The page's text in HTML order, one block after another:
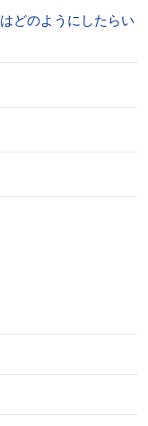
どのようにしたらい